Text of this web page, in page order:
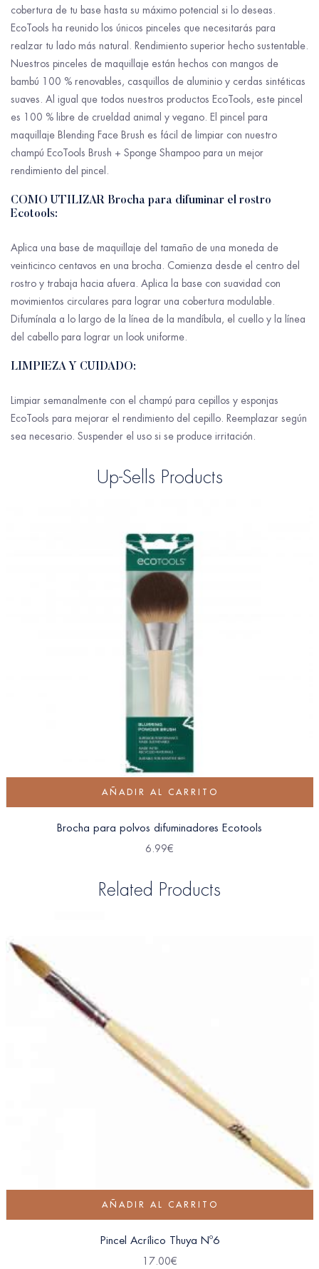
cobertura de tu base hasta su máximo potencial si lo deseas.
EcoTools ha reunido los únicos pinceles que necesitarás para
realzar tu lado más natural. Rendimiento superior hecho sustentable.
Nuestros pinceles de maquillaje están hechos con mangos de
bambú 100 % renovables, casquillos de aluminio y cerdas sintéticas
suaves. Al igual que todos nuestros productos EcoTools, este pincel
es 100 % libre de crueldad animal y vegano. El pincel para
maquillaje Blending Face Brush es fácil de limpiar con nuestro
champú EcoTools Brush + Sponge Shampoo para un mejor
rendimiento del pincel.
COMO UTILIZAR Brocha para difuminar el rostro
Ecotools:
Aplica una base de maquillaje del tamaño de una moneda de
veinticinco centavos en una brocha. Comienza desde el centro del
rostro y trabaja hacia afuera. Aplica la base con suavidad con
movimientos circulares para lograr una cobertura modulable.
Difumínala a lo largo de la línea de la mandíbula, el cuello y la línea
del cabello para lograr un look uniforme.
LIMPIEZA Y CUIDADO:
Limpiar semanalmente con el champú para cepillos y esponjas
EcoTools para mejorar el rendimiento del cepillo. Reemplazar según
sea necesario. Suspender el uso si se produce irritación.
Up-Sells Products
AÑADIR AL CARRITO
Brocha para polvos difuminadores Ecotools
6.99€
Related Products
AÑADIR AL CARRITO
Pincel Acrílico Thuya Nº6
17.00€